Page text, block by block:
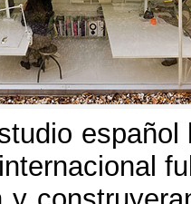
español